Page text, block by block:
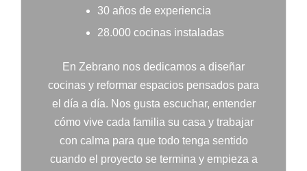
30 años de experiencia
28.000 cocinas instaladas
En Zebrano nos dedicamos a diseñar
cocinas y reformar espacios pensados para
el día a día. Nos gusta escuchar, entender
cómo vive cada familia su casa y trabajar
con calma para que todo tenga sentido
cuando el proyecto se termina y empieza a